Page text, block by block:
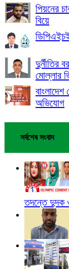
পিয়নের
বিয়ে
দুর্নীতির
মোল্লার
অভিযোগ
সর্বশেষ সংবাদ
তদন্তে দুদক